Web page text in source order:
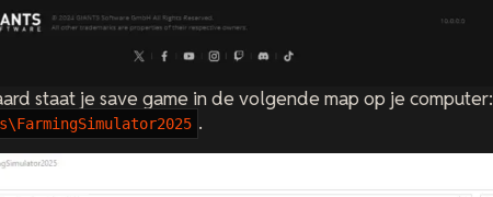
staat je save game in de volgende map op je computer:
.